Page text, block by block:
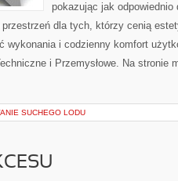
pokazując jak odpowiednio
dla tych, którzy cenią
wykonania i codzienny komfort
i Przemysłowe. Na stronie
SUCHEGO LODU